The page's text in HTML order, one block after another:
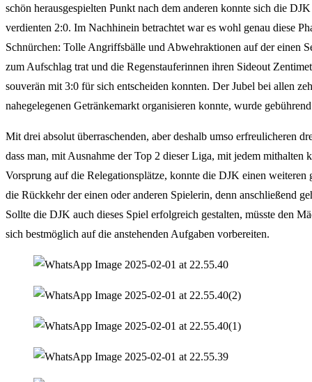
schön herausgespielten Punkt nach dem anderen konnte sich die
verdienten 2:0. Im Nachhinein betrachtet war es wohl genau diese
Schnürchen: Tolle Angriffsbälle und Abwehraktionen auf der einen
zum Aufschlag trat und die Regenstauferinnen ihren Sideout
souverän mit 3:0 für sich entscheiden konnten. Der Jubel bei allen
nahegelegenen Getränkemarkt organisieren konnte, wurde
Mit drei absolut überraschenden, aber deshalb umso erfreulicheren
dass man, mit Ausnahme der Top 2 dieser Liga, mit jedem
Vorsprung auf die Relegationsplätze, konnte die DJK einen
die Rückkehr der einen oder anderen Spielerin, denn anschließend
Sollte die DJK auch dieses Spiel erfolgreich gestalten, müsste den
sich bestmöglich auf die anstehenden Aufgaben vorbereiten.